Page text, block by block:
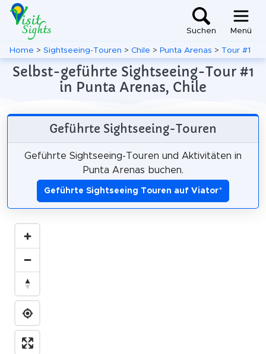
Suchen Menü
Home > Sightseeing-Touren > Chile > Punta Arenas > Tour #1
Selbst-geführte Sightseeing-Tour #1
in Punta Arenas, Chile
Geführte Sightseeing-Touren
Geführte Sightseeing-Touren und Aktivitäten in
Punta Arenas buchen.
Geführte Sightseeing Touren auf Viator*